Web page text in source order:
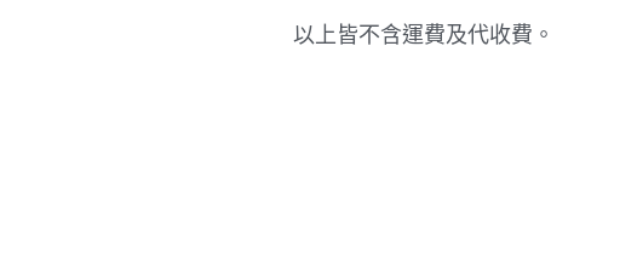
以上皆不含運費及代收費。